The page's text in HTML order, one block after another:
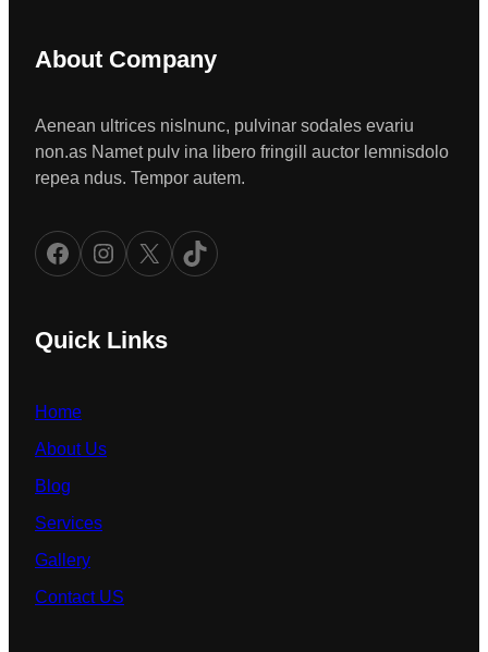
About Company
Aenean ultrices nislnunc, pulvinar sodales evariu
non.as Namet pulv ina libero fringill auctor lemnisdolo
repea ndus. Tempor autem.
Facebook Instagram X TikTok
Quick Links
Home
About Us
Blog
Services
Gallery
Contact US